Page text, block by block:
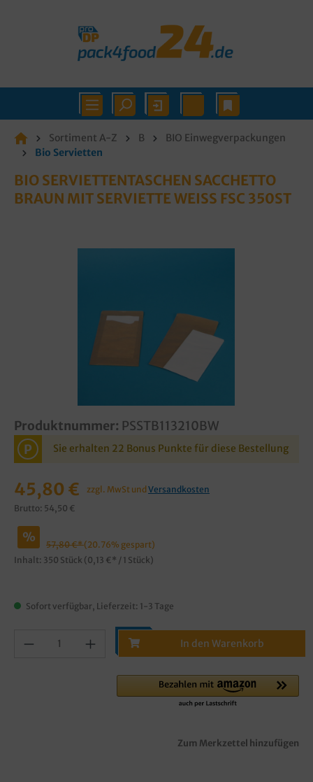
Sortiment A-Z B
BIO Einwegverpackungen
Bio Servietten
BIO SERVIETTENTASCHEN SACCHETTO
BRAUN MIT SERVIETTE WEISS FSC 350ST
Produktnummer: PSSTB113210BW
P Sie erhalten 22 Bonus Punkte für diese Bestellung
45,80 € zzgl. MwSt undVersandkosten
Brutto: 54,50 €
% 57,80 €*(20.76% gespart)
Inhalt: 350 Stück (0,13 €* / 1 Stück)
Sofort verfügbar, Lieferzeit: 1-3 Tage
In den Warenkorb
Zum Merkzettel hinzufügen